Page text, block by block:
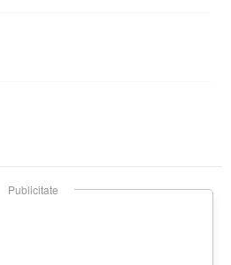
Publicitate